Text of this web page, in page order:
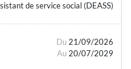
de service social (DEASS)
Du 21/09/2026
Au 20/07/2029